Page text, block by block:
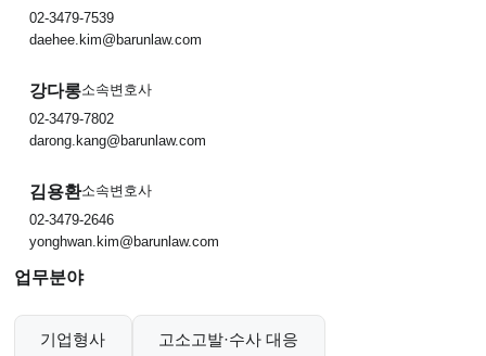
02-3479-7539
daehee.kim@barunlaw.com
강다롱소속변호사
02-3479-7802
darong.kang@barunlaw.com
김용환소속변호사
02-3479-2646
yonghwan.kim@barunlaw.com
업무분야
기업형사 고소고발·수사 대응